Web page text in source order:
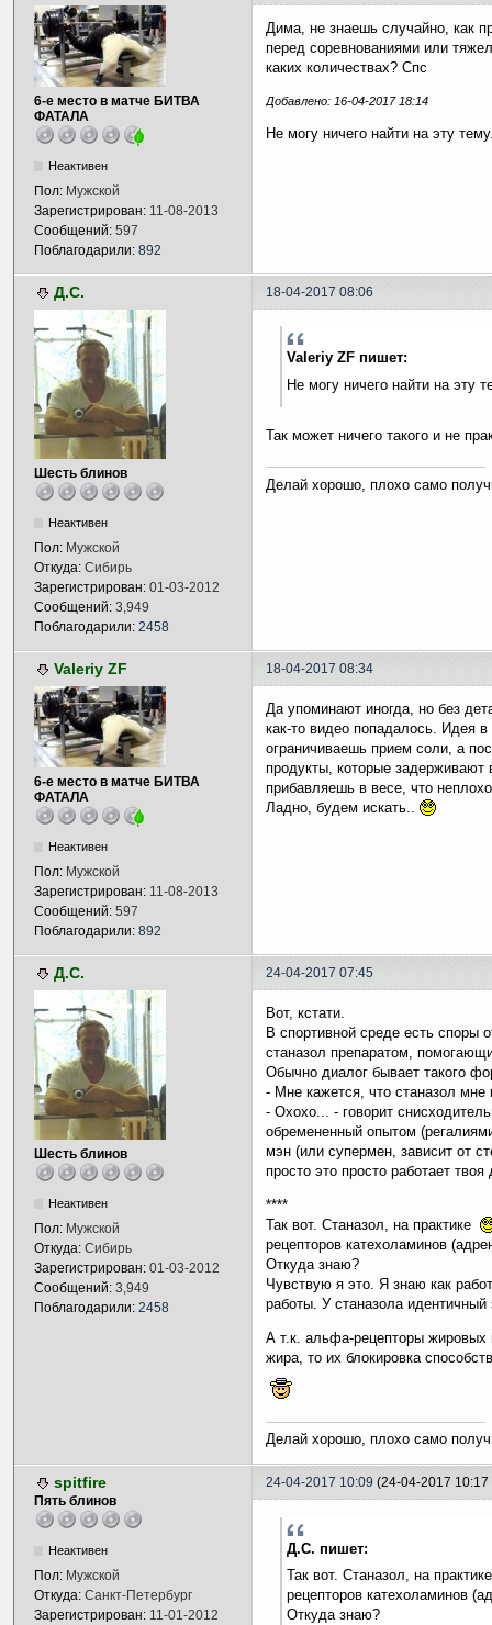
6-е место в матче БИТВА
ФАТАЛА
Неактивен
Пол: Мужской
Зарегистрирован: 11-08-2013
Сообщений: 597
Поблагодарили: 892
Дима, не знаешь случайно, как
перед соревнованиями или
каких количествах? Спс
Добавлено: 16-04-2017 18:14
Не могу ничего найти на эту
Д.С. 18-04-2017 08:06
Шесть блинов
Неактивен
Пол: Мужской
Откуда: Сибирь
Зарегистрирован: 01-03-2012
Сообщений: 3,949
Поблагодарили: 2458
Valeriy ZF пишет:
Не могу ничего найти на эту
Так может ничего такого и не
Делай хорошо, плохо само
Valeriy ZF 18-04-2017 08:34
6-е место в матче БИТВА
ФАТАЛА
Неактивен
Пол: Мужской
Зарегистрирован: 11-08-2013
Сообщений: 597
Поблагодарили: 892
Да упоминают иногда, но без
как-то видео попадалось. Идея
ограничиваешь прием соли, а
продукты, которые задерживают
прибавляешь в весе, что
Ладно, будем искать..
Д.С. 24-04-2017 07:45
Шесть блинов
Неактивен
Пол: Мужской
Откуда: Сибирь
Зарегистрирован: 01-03-2012
Сообщений: 3,949
Поблагодарили: 2458
Вот, кстати.
В спортивной среде есть споры
станазол препаратом,
Обычно диалог бывает такого
- Мне кажется, что станазол мне
- Охохо... - говорит
обремененный опытом
мэн (или супермен, зависит от
просто это просто работает
****
Так вот. Станазол, на практике
рецепторов катехоламинов
Откуда знаю?
Чувствую я это. Я знаю как
работы. У станазола
А т.к. альфа-рецепторы жировых
жира, то их блокировка
Делай хорошо, плохо само
spitfire 24-04-2017 10:09 (24-04-2017 10:17
Пять блинов
Неактивен
Пол: Мужской
Откуда: Санкт-Петербург
Зарегистрирован: 11-01-2012
Д.С. пишет:
Так вот. Станазол, на
рецепторов катехоламинов
Откуда знаю?